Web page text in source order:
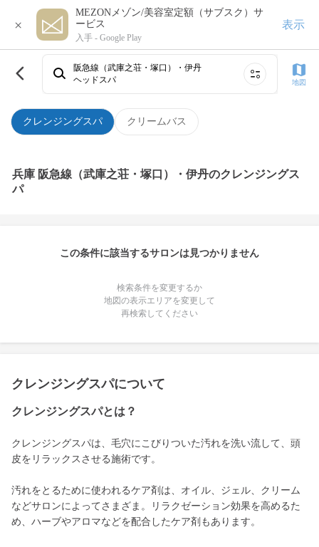
×
MEZONメゾン/美容室定額（サブスク）サ
ービス
入手 - Google Play
表示
クレンジングスパ クリームバス
阪急線（武庫之荘・塚口）・伊丹
ヘッドスパ
地図
兵庫 阪急線（武庫之荘・塚口）・伊丹のクレンジングス
パ
この条件に該当するサロンは見つかりません
検索条件を変更するか
地図の表示エリアを変更して
再検索してください
クレンジングスパについて
クレンジングスパとは？
クレンジングスパは、毛穴にこびりついた汚れを洗い流して、頭
皮をリラックスさせる施術です。
汚れをとるために使われるケア剤は、オイル、ジェル、クリーム
などサロンによってさまざま。リラクゼーション効果を高めるた
め、ハーブやアロマなどを配合したケア剤もあります。